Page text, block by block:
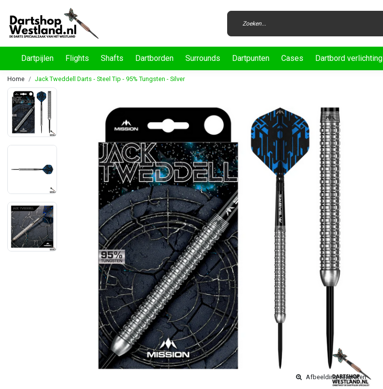
Dartpijlen Flights Shafts Dartborden Surrounds Dartpunten Cases Dartbord verlichting
Home Jack Tweddell Darts - Steel Tip - 95% Tungsten - Silver
Afbeelding vergroten